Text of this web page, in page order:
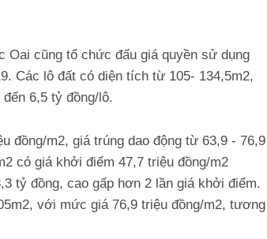
Oai cũng tổ chức đấu giá quyền sử dụng
Các lô đất có diện tích từ 105- 134,5m2,
6,5 tỷ đồng/lô.
đồng/m2, giá trúng dao động từ 63,9 - 76,9
có giá khởi điểm 47,7 triệu đồng/m2
tỷ đồng, cao gấp hơn 2 lần giá khởi điểm.
với mức giá 76,9 triệu đồng/m2, tương